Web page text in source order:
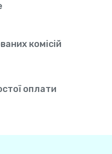
комісій
оплати